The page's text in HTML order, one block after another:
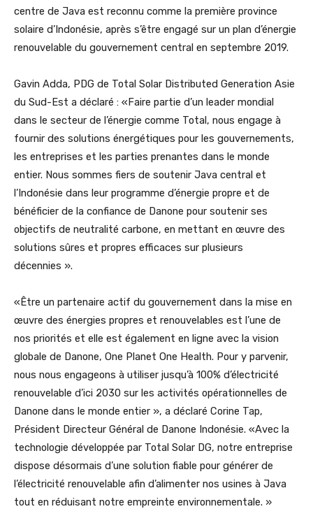
centre de Java est reconnu comme la première province
solaire d’Indonésie, après s’être engagé sur un plan d’énergie
renouvelable du gouvernement central en septembre 2019.
Gavin Adda, PDG de Total Solar Distributed Generation Asie
du Sud-Est a déclaré : «Faire partie d’un leader mondial
dans le secteur de l’énergie comme Total, nous engage à
fournir des solutions énergétiques pour les gouvernements,
les entreprises et les parties prenantes dans le monde
entier. Nous sommes fiers de soutenir Java central et
l’Indonésie dans leur programme d’énergie propre et de
bénéficier de la confiance de Danone pour soutenir ses
objectifs de neutralité carbone, en mettant en œuvre des
solutions sûres et propres efficaces sur plusieurs
décennies ».
«Être un partenaire actif du gouvernement dans la mise en
œuvre des énergies propres et renouvelables est l’une de
nos priorités et elle est également en ligne avec la vision
globale de Danone, One Planet One Health. Pour y parvenir,
nous nous engageons à utiliser jusqu’à 100% d’électricité
renouvelable d’ici 2030 sur les activités opérationnelles de
Danone dans le monde entier », a déclaré Corine Tap,
Président Directeur Général de Danone Indonésie. «Avec la
technologie développée par Total Solar DG, notre entreprise
dispose désormais d’une solution fiable pour générer de
l’électricité renouvelable afin d’alimenter nos usines à Java
tout en réduisant notre empreinte environnementale. »